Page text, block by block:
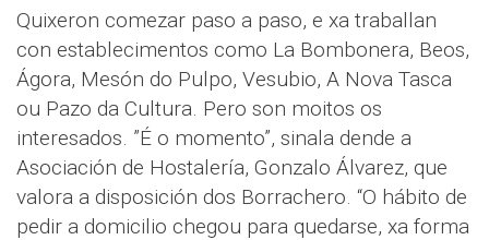
Quixeron comezar paso a paso, e xa traballan
con establecimentos como La Bombonera, Beos,
Ágora, Mesón do Pulpo, Vesubio, A Nova Tasca
ou Pazo da Cultura. Pero son moitos os
interesados. ”É o momento”, sinala dende a
Asociación de Hostalería, Gonzalo Álvarez, que
valora a disposición dos Borrachero. “O hábito de
pedir a domicilio chegou para quedarse, xa forma